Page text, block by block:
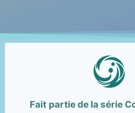
Fait partie de la série